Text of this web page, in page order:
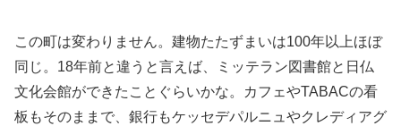
この町は変わりません。建物たたずまいは100年以上ほぼ
同じ。18年前と違うと言えば、ミッテラン図書館と日仏
文化会館ができたことぐらいかな。カフェやTABACの看
板もそのままで、銀行もケッセデパルニュやクレディアグ